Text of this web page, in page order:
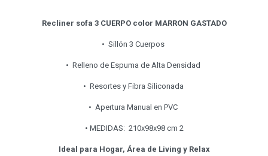
Recliner sofa 3 CUERPO color MARRON GASTADO
• Sillón 3 Cuerpos
• Relleno de Espuma de Alta Densidad
• Resortes y Fibra Siliconada
• Apertura Manual en PVC
• MEDIDAS: 210x98x98 cm 2
Ideal para Hogar, Área de Living y Relax